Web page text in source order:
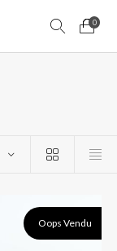
0
Oops Vendu